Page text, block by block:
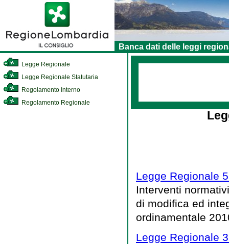
Banca dati delle leggi
Legge Regionale
Legge Regionale Statutaria
Regolamento Interno
Regolamento Regionale
Legge Regionale
Interventi
di modifica ed
ordinamentale
Legge Regionale